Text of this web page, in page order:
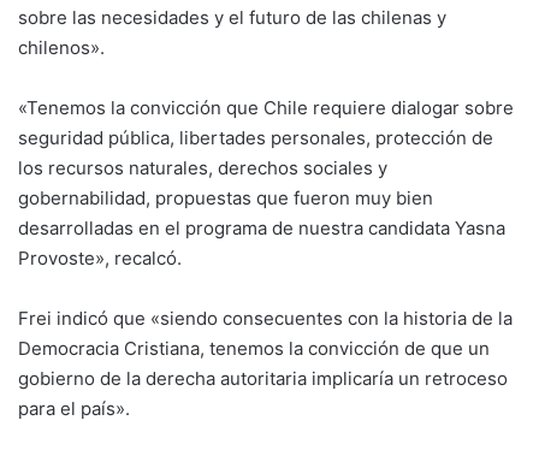
sobre las necesidades y el futuro de las chilenas y
chilenos».
«Tenemos la convicción que Chile requiere dialogar sobre
seguridad pública, libertades personales, protección de
los recursos naturales, derechos sociales y
gobernabilidad, propuestas que fueron muy bien
desarrolladas en el programa de nuestra candidata Yasna
Provoste», recalcó.
Frei indicó que «siendo consecuentes con la historia de la
Democracia Cristiana, tenemos la convicción de que un
gobierno de la derecha autoritaria implicaría un retroceso
para el país».